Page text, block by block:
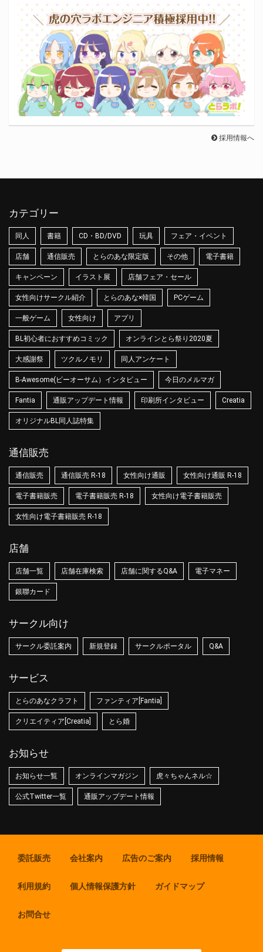
採用情報へ
カテゴリー
同人 書籍 CD・BD/DVD 玩具 フェア・イベント
店舗 通信販売 とらのあな限定版 その他 電子書籍
キャンペーン イラスト展 店舗フェア・セール
女性向けサークル紹介 とらのあな×韓国 PCゲーム
一般ゲーム 女性向け アプリ
BL初心者におすすめコミック オンラインとら祭り2020夏
大感謝祭 ツクルノモリ 同人アンケート
B-Awesome(ビーオーサム）インタビュー 今日のメルマガ
Fantia 通販アップデート情報 印刷所インタビュー Creatia
オリジナルBL同人誌特集
通信販売
通信販売 通信販売 R-18 女性向け通販 女性向け通販 R-18
電子書籍販売 電子書籍販売 R-18 女性向け電子書籍販売
女性向け電子書籍販売 R-18
店舗
店舗一覧 店舗在庫検索 店舗に関するQ&A 電子マネー
銀聯カード
サークル向け
サークル委託案内 新規登録 サークルポータル Q&A
サービス
とらのあなクラフト ファンティア[Fantia]
クリエイティア[Creatia] とら婚
お知らせ
お知らせ一覧 オンラインマガジン 虎々ちゃんネル☆
公式Twitter一覧 通販アップデート情報
委託販売 会社案内 広告のご案内 採用情報
利用規約 個人情報保護方針 ガイドマップ
お問合せ